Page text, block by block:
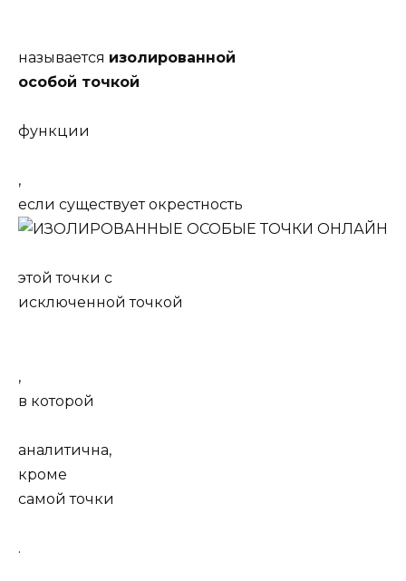
называется изолированной
особой точкой
функции
,
если существует окрестность
этой точки с
исключенной точкой
,
в которой
аналитична,
кроме
самой точки
.